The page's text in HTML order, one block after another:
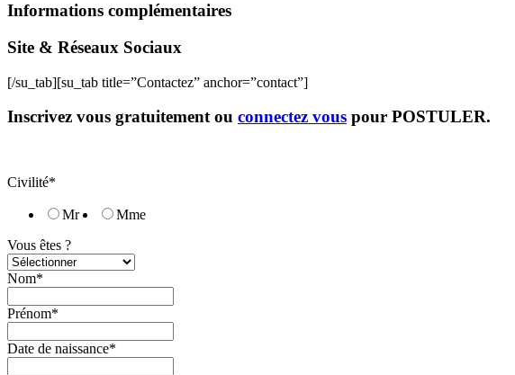
Informations complémentaires
Site & Réseaux Sociaux
[/su_tab][su_tab title=”Contactez” anchor=”contact”]
Inscrivez vous gratuitement ou connectez vous pour POSTULER.
Civilité*
Mr
Mme
Vous êtes ?
Nom*
Prénom*
Date de naissance*